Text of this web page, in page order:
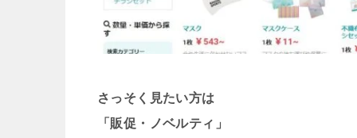
さっそく見たい方は
「販促・ノベルティ」